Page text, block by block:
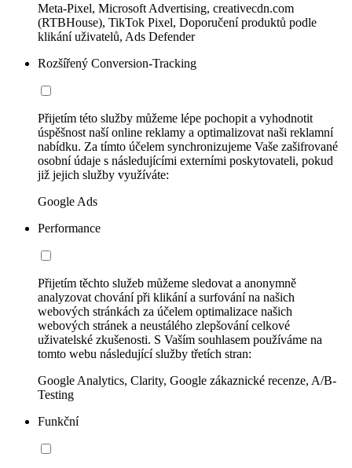
Meta-Pixel, Microsoft Advertising, creativecdn.com
(RTBHouse), TikTok Pixel, Doporučení produktů podle
klikání uživatelů, Ads Defender
Rozšířený Conversion-Tracking
Přijetím této služby můžeme lépe pochopit a vyhodnotit
úspěšnost naší online reklamy a optimalizovat naši reklamní
nabídku. Za tímto účelem synchronizujeme Vaše zašifrované
osobní údaje s následujícími externími poskytovateli, pokud
již jejich služby využíváte:
Google Ads
Performance
Přijetím těchto služeb můžeme sledovat a anonymně
analyzovat chování při klikání a surfování na našich
webových stránkách za účelem optimalizace našich
webových stránek a neustálého zlepšování celkové
uživatelské zkušenosti. S Vaším souhlasem používáme na
tomto webu následující služby třetích stran:
Google Analytics, Clarity, Google zákaznické recenze, A/B-
Testing
Funkční